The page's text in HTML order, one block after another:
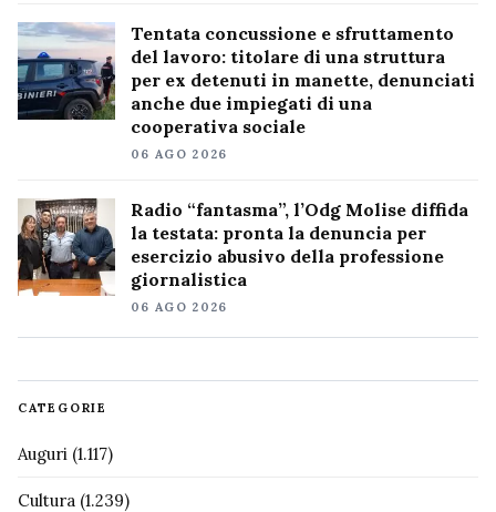
Tentata concussione e sfruttamento
del lavoro: titolare di una struttura
per ex detenuti in manette, denunciati
anche due impiegati di una
cooperativa sociale
06 AGO 2026
Radio “fantasma”, l’Odg Molise diffida
la testata: pronta la denuncia per
esercizio abusivo della professione
giornalistica
06 AGO 2026
CATEGORIE
Auguri (1.117)
Cultura (1.239)